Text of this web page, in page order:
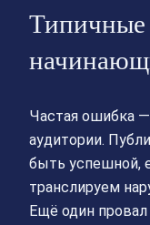
Типичные
Частая ошибка
аудитории.
быть успешной,
транслируем
Ещё один